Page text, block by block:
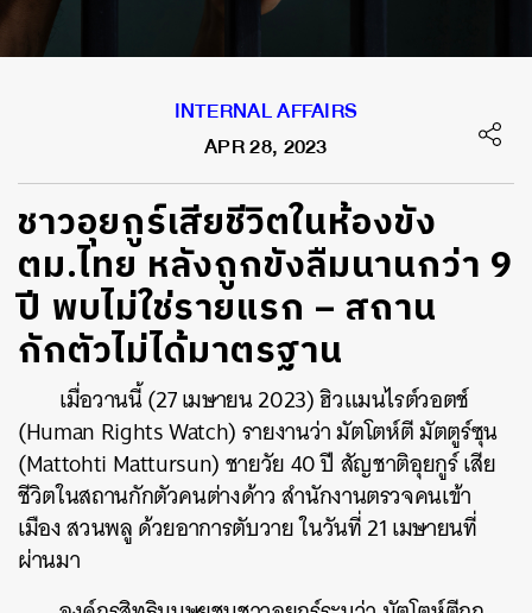
INTERNAL AFFAIRS
APR 28, 2023
ชาวอุยกูร์เสียชีวิตในห้องขัง
ตม.ไทย หลังถูกขังลืมนานกว่า 9
ปี พบไม่ใช่รายแรก – สถาน
กักตัวไม่ได้มาตรฐาน
เมื่อวานนี้ (27 เมษายน 2023) ฮิวแมนไรต์วอตช์
(Human Rights Watch) รายงานว่า มัตโตห์ตี มัตตูร์ซุน
(Mattohti Mattursun) ชายวัย 40 ปี สัญชาติอุยกูร์ เสีย
ชีวิตในสถานกักตัวคนต่างด้าว สำนักงานตรวจคนเข้า
เมือง สวนพลู ด้วยอาการตับวาย ในวันที่ 21 เมษายนที่
ผ่านมา